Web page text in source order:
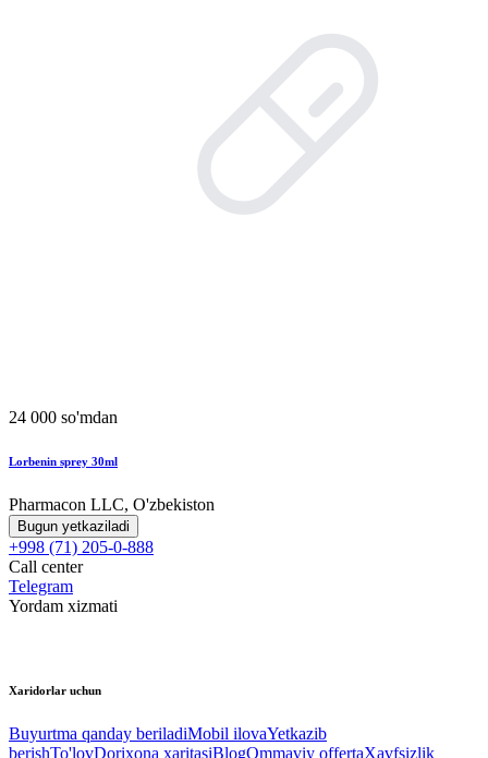
24 000 so'mdan
Lorbenin sprey 30ml
Pharmacon LLC, O'zbekiston
Bugun yetkaziladi
+998 (71) 205-0-888
Call center
Telegram
Yordam xizmati
Xaridorlar uchun
Buyurtma qanday beriladiMobil ilovaYetkazib
berishTo'lovDorixona xaritasiBlogOmmaviy offertaXavfsizlik